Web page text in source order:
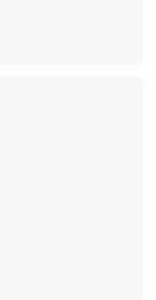
geliyor